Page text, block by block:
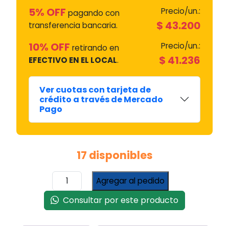
5% OFF pagando con
transferencia bancaria.
Precio/un.:
$ 43.200
10% OFF retirando en
EFECTIVO EN EL LOCAL.
Precio/un.:
$ 41.236
Ver cuotas con tarjeta de
crédito a través de Mercado
Pago
17 disponibles
Manifold
R22
R12
R502
Agregar al pedido
Consultar por este producto